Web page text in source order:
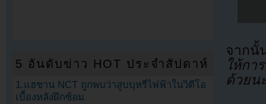
จาก
ให้กา
ด้วยน
5 อันดับข่าว HOT ประจำสัปดาห์
1.แฮชาน NCT ถูกพบว่าสูบบุหรี่ไฟฟ้าในวิดีโอ
เบื้องหลังฝึกซ้อม